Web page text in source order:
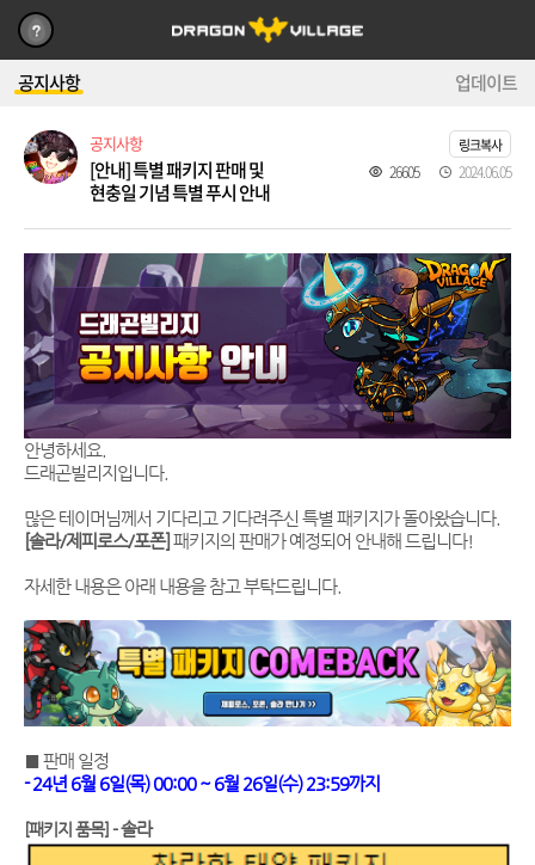
공지사항 업데이트
공지사항
[안내] 특별 패키지 판매 및
현충일 기념 특별 푸시 안내
링크복사
26605 2024.06.05
안녕하세요.
드래곤빌리지입니다.
많은 테이머님께서 기다리고 기다려주신 특별 패키지가 돌아왔습니다.
[솔라/제피로스/포폰] 패키지의 판매가 예정되어 안내해 드립니다!
자세한 내용은 아래 내용을 참고 부탁드립니다.
■ 판매 일정
- 24년 6월 6일(목) 00:00 ~ 6월 26일(수) 23:59까지
[패키지 품목] -솔라